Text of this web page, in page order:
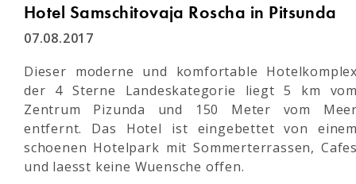
Hotel Samschitovaja Roscha in Pitsunda
07.08.2017
Dieser moderne und komfortable
der 4 Sterne Landeskategorie liegt 5 km
Zentrum Pizunda und 150 Meter vom
entfernt. Das Hotel ist eingebettet von
schoenen Hotelpark mit Sommerterrassen,
und laesst keine Wuensche offen.